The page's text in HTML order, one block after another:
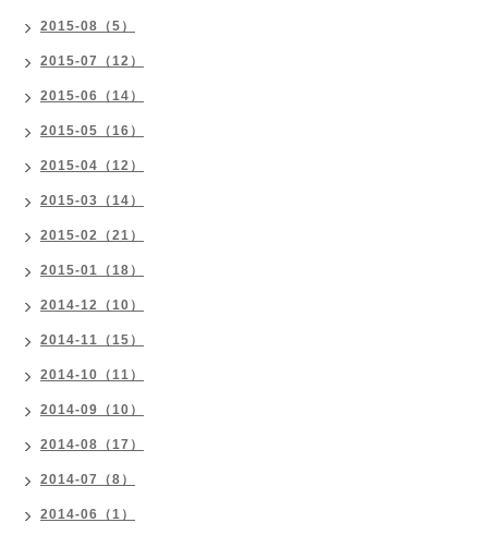
2015-08（5）
2015-07（12）
2015-06（14）
2015-05（16）
2015-04（12）
2015-03（14）
2015-02（21）
2015-01（18）
2014-12（10）
2014-11（15）
2014-10（11）
2014-09（10）
2014-08（17）
2014-07（8）
2014-06（1）